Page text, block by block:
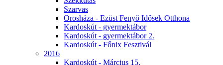
Szarvas
Orosháza - Ezüst Fenyő Idősek Otthona
Kardoskút - gyermektábor
Kardoskút - gyermektábor 2.
Kardoskút - Főnix Fesztivál
2016
Kardoskút - Március 15.